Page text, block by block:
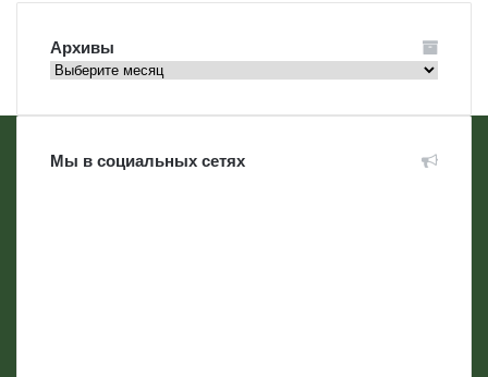
Архивы
Мы в социальных сетях